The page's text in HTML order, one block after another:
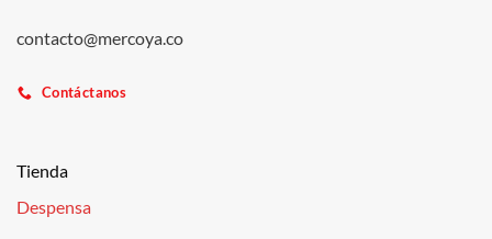
contacto@mercoya.co
Contáctanos
Tienda
Despensa